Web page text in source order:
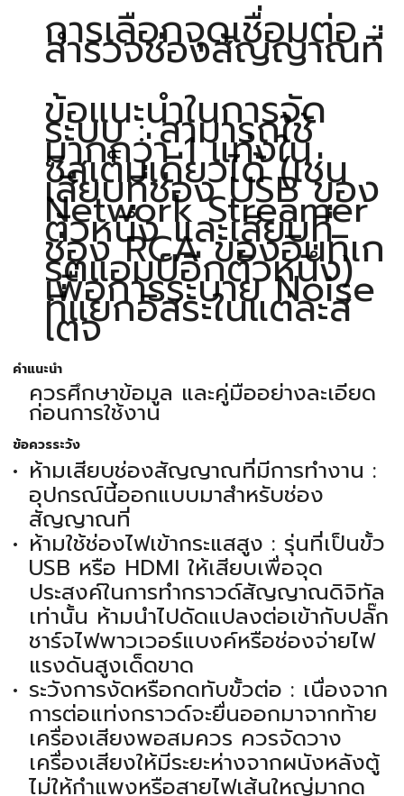
การเลือกจุดเชื่อมต่อ :
สำรวจช่องสัญญาณที่
ข้อแนะนำในการจัด
ระบบ : สามารถใช้
มากกว่า 1 แท่งใน
ซิสเต็มเดียวได้ (เช่น
เสียบที่ช่อง USB ของ
Network Streamer
ตัวหนึ่ง และเสียบที่
ช่อง RCA ของอินทิเก
รตแอมป์อีกตัวหนึ่ง)
เพื่อการระบาย Noise
ที่แยกอิสระในแต่ละส
เตจ
คำแนะนำ
ควรศึกษาข้อมูล และคู่มืออย่างละเอียด
ก่อนการใช้งาน
ข้อควรระวัง
ห้ามเสียบช่องสัญญาณที่มีการทำงาน :
อุปกรณ์นี้ออกแบบมาสำหรับช่อง
สัญญาณที่
ห้ามใช้ช่องไฟเข้ากระแสสูง : รุ่นที่เป็นขั้ว
USB หรือ HDMI ให้เสียบเพื่อจุด
ประสงค์ในการทำกราวด์สัญญาณดิจิทัล
เท่านั้น ห้ามนำไปดัดแปลงต่อเข้ากับปลั๊ก
ชาร์จไฟพาวเวอร์แบงค์หรือช่องจ่ายไฟ
แรงดันสูงเด็ดขาด
ระวังการงัดหรือกดทับขั้วต่อ : เนื่องจาก
การต่อแท่งกราวด์จะยื่นออกมาจากท้าย
เครื่องเสียงพอสมควร ควรจัดวาง
เครื่องเสียงให้มีระยะห่างจากผนังหลังตู้
ไม่ให้กำแพงหรือสายไฟเส้นใหญ่มากด